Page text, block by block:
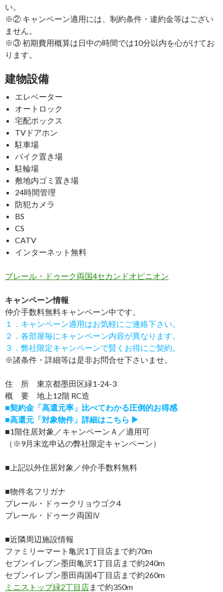
い。
※② キャンペーン適用には、制約条件・違約金等はござい
ません。
※③ 初期費用概算は日中の時間では10分以内を心がけてお
ります。
建物設備
エレベーター
オートロック
宅配ボックス
TVドアホン
駐車場
バイク置き場
駐輪場
敷地内ゴミ置き場
24時間管理
防犯カメラ
BS
CS
CATV
インターネット無料
プレール・ドゥーク両国4セカンドオピニオン
キャンペーン情報
仲介手数料無料キャンペーン中です。
１．キャンペーン適用はお気軽にご連絡下さい。
２．各部屋毎にキャンペーン内容が異なります。
３．弊社限定キャンペーンで賢くお得にご契約。
※諸条件・詳細等は是非お問合せ下さいませ。
住 所 東京都墨田区緑1-24-3
概 要 地上12階 RC造
■契約金「高還元率」比べてわかる圧倒的お得感
■高還元「対象物件」詳細はこちら ▶
■1階住居対象／キャンペーンＡ／適用可
（※9月末迄申込の弊社限定キャンペーン）
■上記以外住居対象／仲介手数料無料
■物件名フリガナ
プレール・ドゥークリョウゴク4
プレール・ドゥーク両国Ⅳ
■近隣周辺施設情報
ファミリーマート亀沢1丁目店まで約70m
セブンイレブン墨田亀沢1丁目店まで約240m
セブンイレブン墨田両国4丁目店まで約260m
ミニストップ緑2丁目店まで約350m